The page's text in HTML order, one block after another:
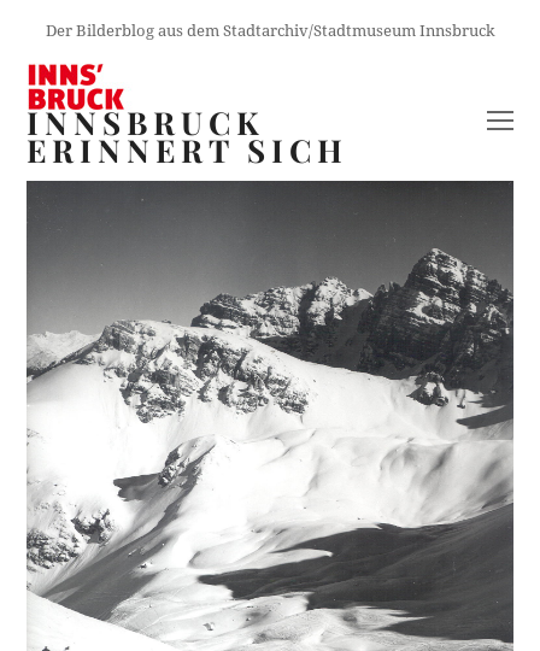
Der Bilderblog aus dem Stadtarchiv/Stadtmuseum Innsbruck
INNSBRUCK
ERINNERT SICH